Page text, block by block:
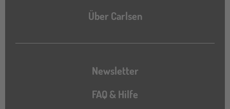
Über Carlsen
Newsletter
FAQ & Hilfe